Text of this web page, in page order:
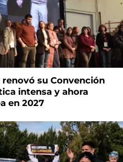
renovó su Convención
intensa y ahora
en 2027